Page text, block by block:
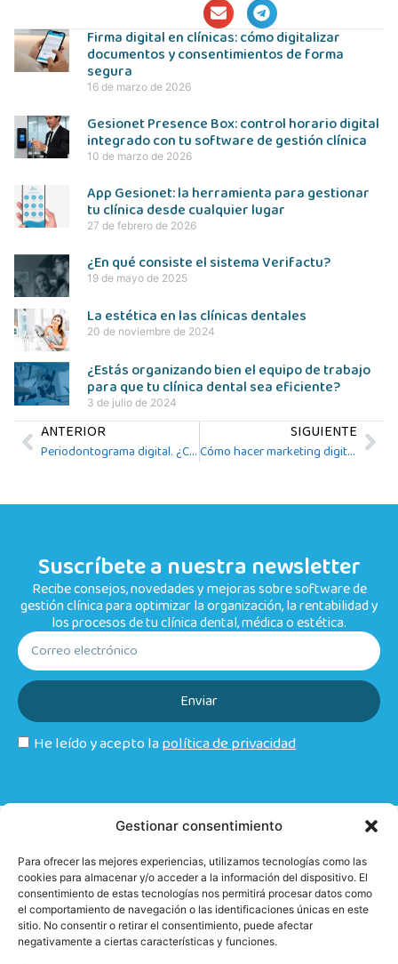
Gestionar consentimiento
Para ofrecer las mejores experiencias, utilizamos tecnologías como las
cookies para almacenar y/o acceder a la información del dispositivo. El
consentimiento de estas tecnologías nos permitirá procesar datos como
el comportamiento de navegación o las identificaciones únicas en este
sitio. No consentir o retirar el consentimiento, puede afectar
negativamente a ciertas características y funciones.
Firma digital en clínicas: cómo digitalizar
documentos y consentimientos de forma
segura
16 de marzo de 2026
Gesionet Presence Box: control horario digital
integrado con tu software de gestión clínica
10 de marzo de 2026
App Gesionet: la herramienta para gestionar
tu clínica desde cualquier lugar
27 de febrero de 2026
¿En qué consiste el sistema Verifactu?
19 de mayo de 2025
La estética en las clínicas dentales
20 de noviembre de 2024
¿Estás organizando bien el equipo de trabajo
para que tu clínica dental sea eficiente?
3 de julio de 2024
ANTERIOR
Periodontograma digital. ¿Cómo se utiliza?
SIGUIENTE
Cómo hacer marketing digital para clínicas estéticas
Suscríbete a nuestra newsletter
Recibe consejos, novedades y mejoras sobre software de
gestión clínica para optimizar la organización, la rentabilidad y
los procesos de tu clínica dental, médica o estética.
He leído y acepto lapolítica de privacidad
Enviar
Software de gestión clínica diseñado para clínicas dentales,
médicas y estéticas que buscan optimizar su organización,